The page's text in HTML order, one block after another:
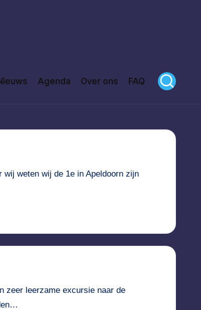
Agenda Over ons FAQ
weten wij de 1e in Apeldoorn zijn
zeer leerzame excursie naar de